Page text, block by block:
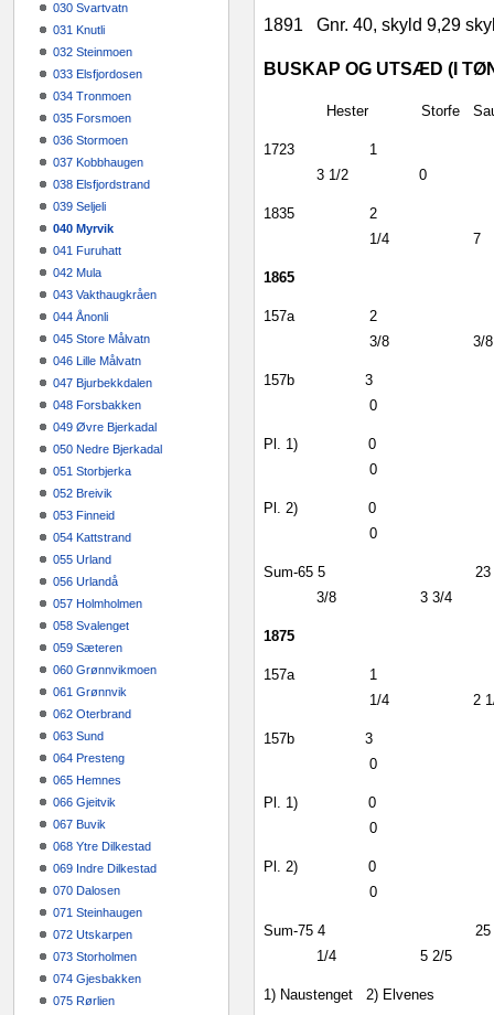
030 Svartvatn
031 Knutli
032 Steinmoen
033 Elsfjordosen
034 Tronmoen
035 Forsmoen
036 Stormoen
037 Kobbhaugen
038 Elsfjordstrand
039 Seljeli
040 Myrvik
041 Furuhatt
042 Mula
043 Vakthaugkråen
044 Ånonli
045 Store Målvatn
046 Lille Målvatn
047 Bjurbekkdalen
048 Forsbakken
049 Øvre Bjerkadal
050 Nedre Bjerkadal
051 Storbjerka
052 Breivik
053 Finneid
054 Kattstrand
055 Urland
056 Urlandå
057 Holmholmen
058 Svalenget
059 Sæteren
060 Grønnvikmoen
061 Grønnvik
062 Oterbrand
063 Sund
064 Presteng
065 Hemnes
066 Gjeitvik
067 Buvik
068 Ytre Dilkestad
069 Indre Dilkestad
070 Dalosen
071 Steinhaugen
072 Utskarpen
073 Storholmen
074 Gjesbakken
075 Rørlien
1891 Gnr. 40, skyld 9,29
BUSKAP OG UTSÆD (I
Hester Storfe
1723
1
3 1/2
0
1835
2
1/4
7
1865
157a
2
3/8
3/8
157b
3
0
Pl. 1)
0
0
Pl. 2)
0
0
Sum‑65 5
23
3/8
3 3/4
1875
157a
1
1/4
2
157b
3
0
Pl. 1)
0
0
Pl. 2)
0
0
Sum‑75 4
25
1/4
5 2/5
1) Naustenget 2) Elvenes